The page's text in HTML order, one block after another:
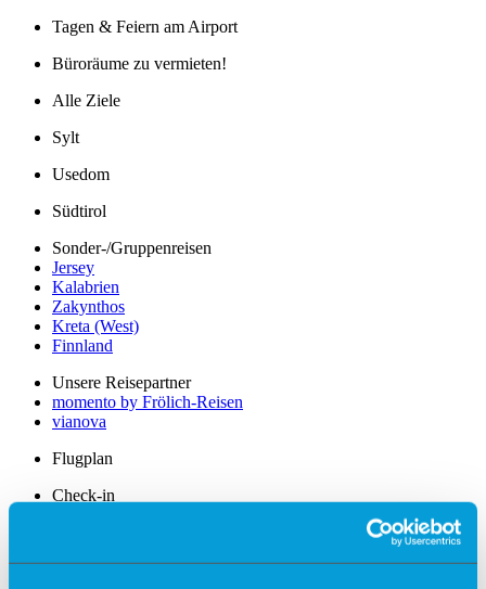
Tagen & Feiern am Airport
Büroräume zu vermieten!
Alle Ziele
Sylt
Usedom
Südtirol
Sonder-/Gruppenreisen
Jersey
Kalabrien
Zakynthos
Kreta (West)
Finnland
Unsere Reisepartner
momento by Frölich-Reisen
vianova
Flugplan
Check-in
Anfahrt